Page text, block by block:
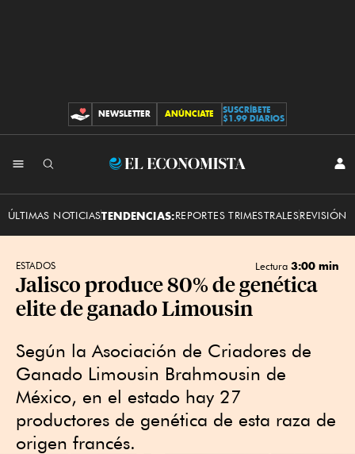
CONTRIBUCIONES
NEWSLETTER ANÚNCIATE
SUSCRÍBETE
$1.99 DIARIOS
El
ÚLTIMAS NOTICIASTENDENCIAS:REPORTES TRIMESTRALESREVISIÓN
ESTADOS Lectura 3:00 min
Jalisco produce 80% de genética
elite de ganado Limousin
Según la Asociación de Criadores de
Ganado Limousin Brahmousin de
México, en el estado hay 27
productores de genética de esta raza de
origen francés.